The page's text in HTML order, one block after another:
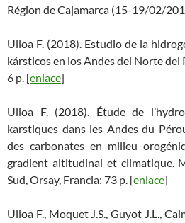
Région de Cajamarca (15-19/02/
Ulloa F. (2018). Estudio de la
kársticos en los Andes del Norte del
6 p. [enlace]
Ulloa F. (2018). Étude de
karstiques dans les Andes du
des carbonates en milieu
gradient altitudinal et climatique.
Sud, Orsay, Francia: 73 p. [enlace]
Ulloa F., Moquet J.S., Guyot J.L.,